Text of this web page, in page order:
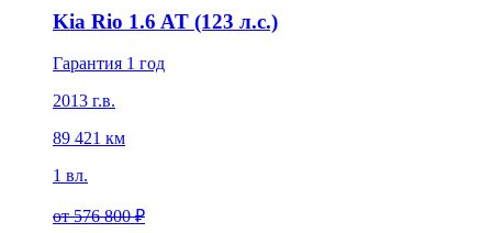
Kia Rio 1.6 AT (123 л.с.)
Гарантия 1 год
2013 г.в.
89 421 км
1 вл.
от576 800 ₽